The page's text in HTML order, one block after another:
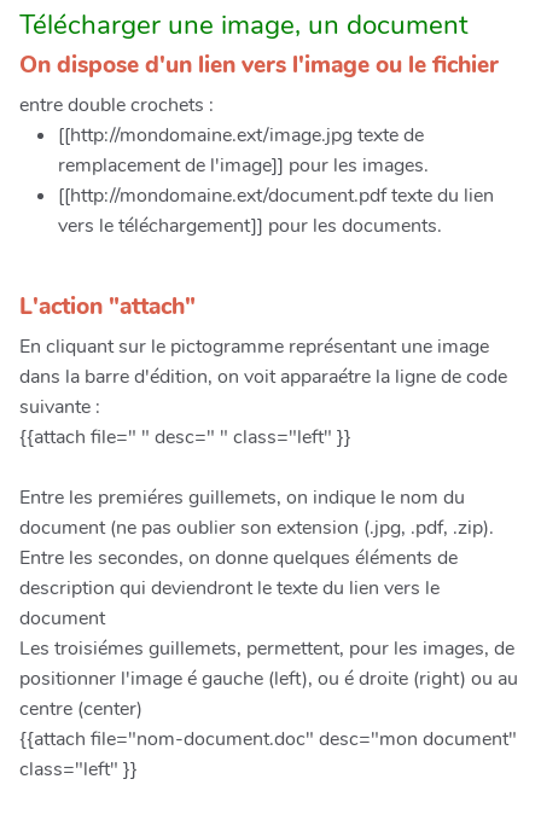
Télécharger une image, un document
On dispose d'un lien vers l'image ou le fichier
entre double crochets :
[[http://mondomaine.ext/image.jpg texte de
remplacement de l'image]] pour les images.
[[http://mondomaine.ext/document.pdf texte du lien
vers le téléchargement]] pour les documents.
L'action "attach"
En cliquant sur le pictogramme représentant une image
dans la barre d'édition, on voit apparaétre la ligne de code
suivante :
{{attach file=" " desc=" " class="left" }}
Entre les premiéres guillemets, on indique le nom du
document (ne pas oublier son extension (.jpg, .pdf, .zip).
Entre les secondes, on donne quelques éléments de
description qui deviendront le texte du lien vers le
document
Les troisiémes guillemets, permettent, pour les images, de
positionner l'image é gauche (left), ou é droite (right) ou au
centre (center)
{{attach file="nom-document.doc" desc="mon document"
class="left" }}